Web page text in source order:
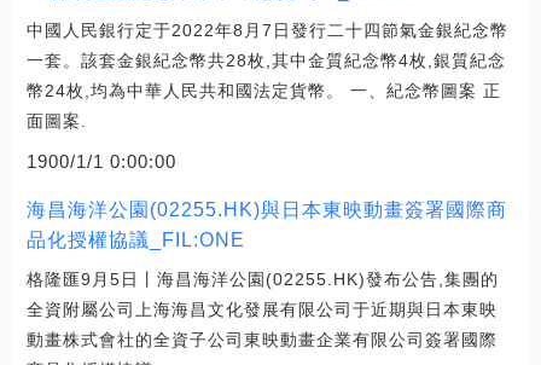
中國人民銀行定于2022年8月7日發行二十四節氣金銀紀念幣
一套。該套金銀紀念幣共28枚,其中金質紀念幣4枚,銀質紀念
幣24枚,均為中華人民共和國法定貨幣。 一、紀念幣圖案 正
面圖案.
1900/1/1 0:00:00
海昌海洋公園(02255.HK)與日本東映動畫簽署國際商
品化授權協議_FIL:ONE
格隆匯9月5日丨海昌海洋公園(02255.HK)發布公告,集團的
全資附屬公司上海海昌文化發展有限公司于近期與日本東映
動畫株式會社的全資子公司東映動畫企業有限公司簽署國際